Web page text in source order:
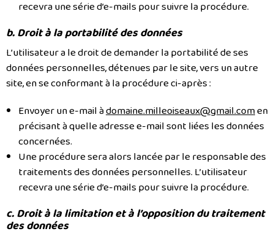
recevra une série d’e-mails pour suivre la procédure.
b. Droit à la portabilité des données
L’utilisateur a le droit de demander la portabilité de ses
données personnelles, détenues par le site, vers un autre
site, en se conformant à la procédure ci-après :
Envoyer un e-mail àdomaine.milleoiseaux@gmail.comen
précisant à quelle adresse e-mail sont liées les données
concernées.
Une procédure sera alors lancée par le responsable des
traitements des données personnelles. L’utilisateur
recevra une série d’e-mails pour suivre la procédure.
c. Droit à la limitation et à l’opposition du traitement
des données